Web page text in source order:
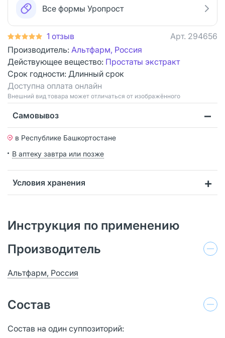
Все формы Уропрост
1 отзыв Арт. 294656
Производитель: Альтфарм, Россия
Действующее вещество: Простаты экстракт
Срок годности: Длинный срок
Доступна оплата онлайн
Bнешний вид товара может отличаться от изображённого
Самовывоз
в Республике Башкортостане
В аптеку завтра или позже
Условия хранения
Инструкция по применению
Производитель
Альтфарм, Россия
Состав
Состав на один суппозиторий: